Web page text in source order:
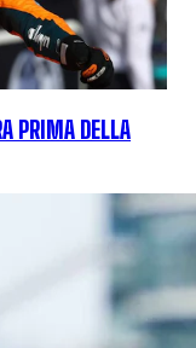
PRIMA DELLA